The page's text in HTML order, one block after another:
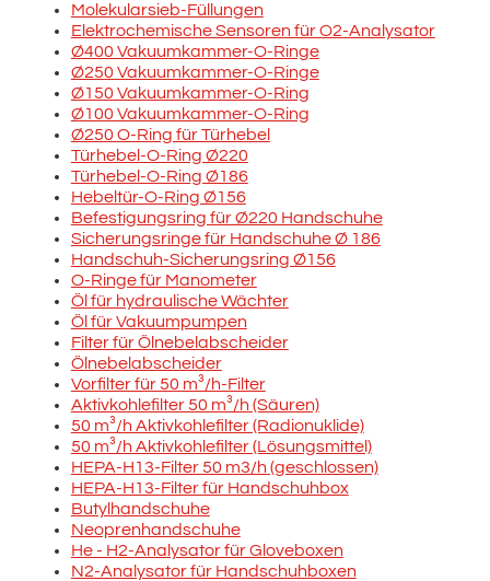
Molekularsieb-Füllungen
Elektrochemische Sensoren für O2-Analysator
Ø400 Vakuumkammer-O-Ringe
Ø250 Vakuumkammer-O-Ringe
Ø150 Vakuumkammer-O-Ring
Ø100 Vakuumkammer-O-Ring
Ø250 O-Ring für Türhebel
Türhebel-O-Ring Ø220
Türhebel-O-Ring Ø186
Hebeltür-O-Ring Ø156
Befestigungsring für Ø220 Handschuhe
Sicherungsringe für Handschuhe Ø 186
Handschuh-Sicherungsring Ø156
O-Ringe für Manometer
Öl für hydraulische Wächter
Öl für Vakuumpumpen
Filter für Ölnebelabscheider
Ölnebelabscheider
Vorfilter für 50 m³/h-Filter
Aktivkohlefilter 50 m³/h (Säuren)
50 m³/h Aktivkohlefilter (Radionuklide)
50 m³/h Aktivkohlefilter (Lösungsmittel)
HEPA-H13-Filter 50 m3/h (geschlossen)
HEPA-H13-Filter für Handschuhbox
Butylhandschuhe
Neoprenhandschuhe
He - H2-Analysator für Gloveboxen
N2-Analysator für Handschuhboxen